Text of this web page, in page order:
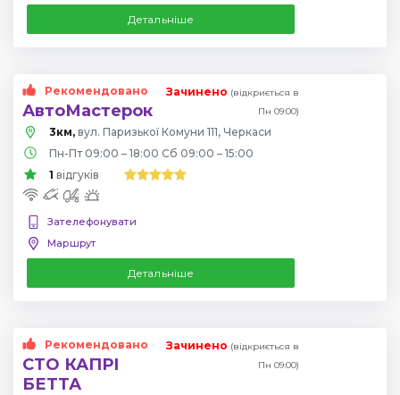
Детальніше
Рекомендовано
АвтоМастерок
Зачинено (відкриється в
Пн 09:00)
3км, вул. Паризької Комуни 111, Черкаси
Пн-Пт 09:00 – 18:00 Сб 09:00 – 15:00
1 відгуків
Зателефонувати
Маршрут
Детальніше
Рекомендовано
СТО КАПРІ
БЕТТА
Зачинено (відкриється в
Пн 09:00)